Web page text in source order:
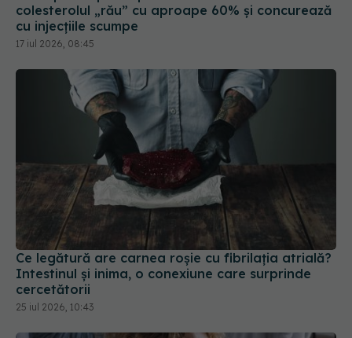
Ce legătură are carnea roșie cu fibrilația atrială?
Intestinul și inima, o conexiune care surprinde
cercetătorii
25 iul 2026, 10:43